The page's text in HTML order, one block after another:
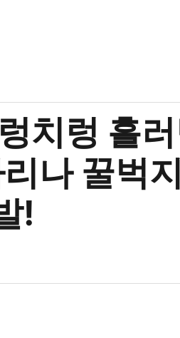
치렁 흘
나 꿀벅
!